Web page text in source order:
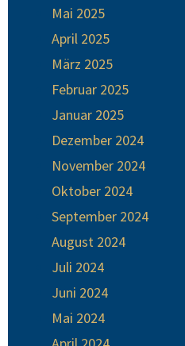
Mai 2025
April 2025
März 2025
Februar 2025
Januar 2025
Dezember 2024
November 2024
Oktober 2024
September 2024
August 2024
Juli 2024
Juni 2024
Mai 2024